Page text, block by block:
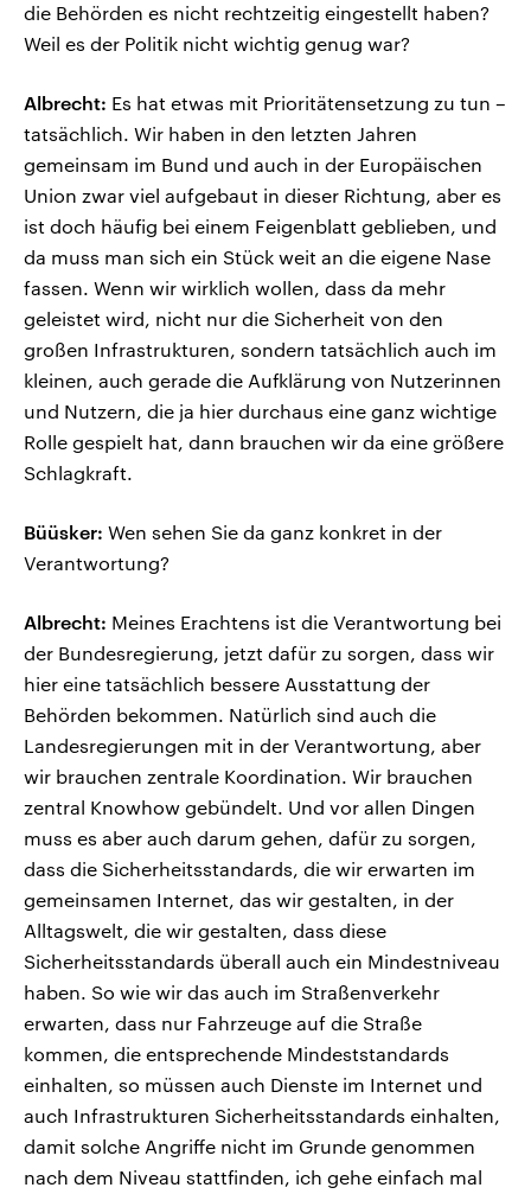
die Behörden es nicht rechtzeitig eingestellt haben?
Weil es der Politik nicht wichtig genug war?
Albrecht: Es hat etwas mit Prioritätensetzung zu tun –
tatsächlich. Wir haben in den letzten Jahren
gemeinsam im Bund und auch in der Europäischen
Union zwar viel aufgebaut in dieser Richtung, aber es
ist doch häufig bei einem Feigenblatt geblieben, und
da muss man sich ein Stück weit an die eigene Nase
fassen. Wenn wir wirklich wollen, dass da mehr
geleistet wird, nicht nur die Sicherheit von den
großen Infrastrukturen, sondern tatsächlich auch im
kleinen, auch gerade die Aufklärung von Nutzerinnen
und Nutzern, die ja hier durchaus eine ganz wichtige
Rolle gespielt hat, dann brauchen wir da eine größere
Schlagkraft.
Büüsker: Wen sehen Sie da ganz konkret in der
Verantwortung?
Albrecht: Meines Erachtens ist die Verantwortung bei
der Bundesregierung, jetzt dafür zu sorgen, dass wir
hier eine tatsächlich bessere Ausstattung der
Behörden bekommen. Natürlich sind auch die
Landesregierungen mit in der Verantwortung, aber
wir brauchen zentrale Koordination. Wir brauchen
zentral Knowhow gebündelt. Und vor allen Dingen
muss es aber auch darum gehen, dafür zu sorgen,
dass die Sicherheitsstandards, die wir erwarten im
gemeinsamen Internet, das wir gestalten, in der
Alltagswelt, die wir gestalten, dass diese
Sicherheitsstandards überall auch ein Mindestniveau
haben. So wie wir das auch im Straßenverkehr
erwarten, dass nur Fahrzeuge auf die Straße
kommen, die entsprechende Mindeststandards
einhalten, so müssen auch Dienste im Internet und
auch Infrastrukturen Sicherheitsstandards einhalten,
damit solche Angriffe nicht im Grunde genommen
nach dem Niveau stattfinden, ich gehe einfach mal